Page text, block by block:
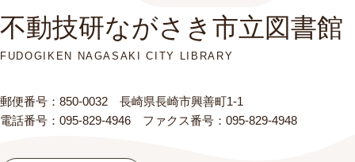
不動技研ながさき市立図書館
FUDOGIKEN NAGASAKI CITY LIBRARY
郵便番号：850-0032 長崎県長崎市興善町1-1
電話番号：095-829-4946 ファクス番号：095-829-4948